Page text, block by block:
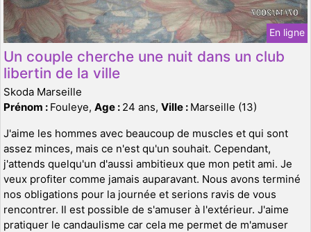
En ligne
Un couple cherche une nuit dans un club
libertin de la ville
Skoda Marseille
Prénom : Fouleye, Age : 24 ans, Ville : Marseille (13)
J'aime les hommes avec beaucoup de muscles et qui sont
assez minces, mais ce n'est qu'un souhait. Cependant,
j'attends quelqu'un d'aussi ambitieux que mon petit ami. Je
veux profiter comme jamais auparavant. Nous avons terminé
nos obligations pour la journée et serions ravis de vous
rencontrer. Il est possible de s'amuser à l'extérieur. J'aime
pratiquer le candaulisme car cela me permet de m'amuser